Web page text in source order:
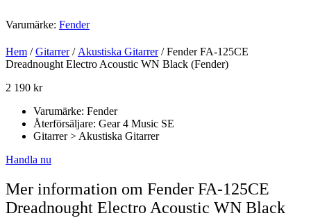
Varumärke: Fender
Hem /Gitarrer/Akustiska Gitarrer/ Fender FA-125CE
Dreadnought Electro Acoustic WN Black (Fender)
2 190 kr
Varumärke: Fender
Återförsäljare: Gear 4 Music SE
Gitarrer > Akustiska Gitarrer
Handla nu
Mer information om Fender FA-125CE
Dreadnought Electro Acoustic WN Black